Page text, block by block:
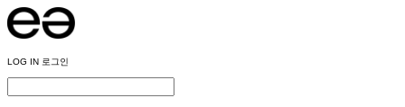
LOG IN 로그인